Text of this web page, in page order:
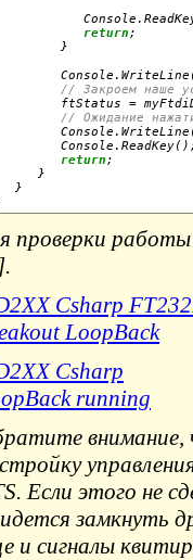
return;
}
// Закроем наше
ftStatus =
// Ожидание
return;
}
}
проверки
внимание,
Если этого не
замкнуть
и сигналы